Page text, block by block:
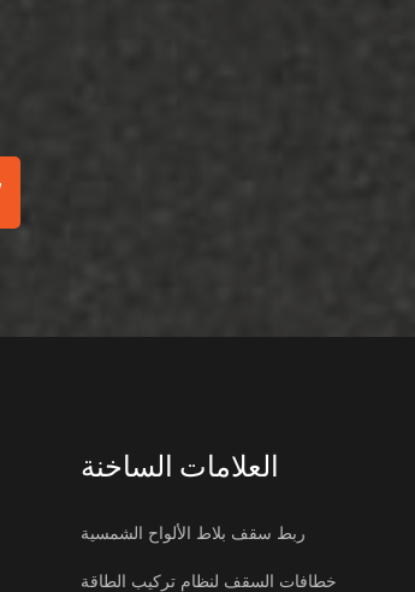
العلامات الساخنة
ربط سقف بلاط الألواح الشمسية
خطافات السقف لنظام تركيب الطاقة